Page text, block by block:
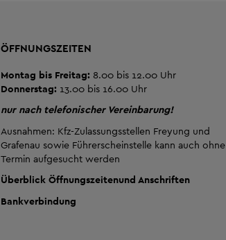
ÖFFNUNGSZEITEN
Montag bis Freitag: 8.00 bis 12.00 Uhr
Donnerstag: 13.00 bis 16.00 Uhr
nur nach telefonischer Vereinbarung!
Ausnahmen: Kfz-Zulassungsstellen Freyung und
Grafenau sowie Führerscheinstelle kann auch ohne
Termin aufgesucht werden
Überblick Öffnungszeitenund Anschriften
Bankverbindung